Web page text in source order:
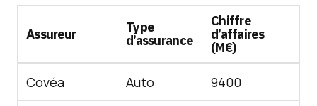
Assureur
Type
d’assurance
Chiffre
d’affaires
(M€)
Covéa Auto 9400